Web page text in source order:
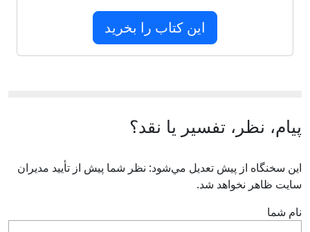
این کتاب را بخرید
پیام، نظر، تفسیر یا نقد؟
اين سخنگاه از پيش تعديل مي‌شود: نظر شما پيش از تأييد مديران
سايت ظاهر نخواهد شد.
نام شما